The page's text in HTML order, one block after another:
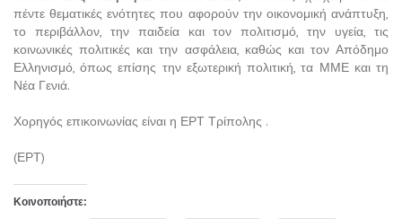
πέντε θεματικές ενότητες που αφορούν την οικονομική ανάπτυξη,
το περιβάλλον, την παιδεία και τον πολιτισμό, την υγεία, τις
κοινωνικές πολιτικές και την ασφάλεια, καθώς και τον Απόδημο
Ελληνισμό, όπως επίσης την εξωτερική πολιτική, τα ΜΜΕ και τη
Νέα Γενιά.
Χορηγός επικοινωνίας είναι η ΕΡΤ Τρίπολης .
(ΕΡΤ)
Κοινοποιήστε: